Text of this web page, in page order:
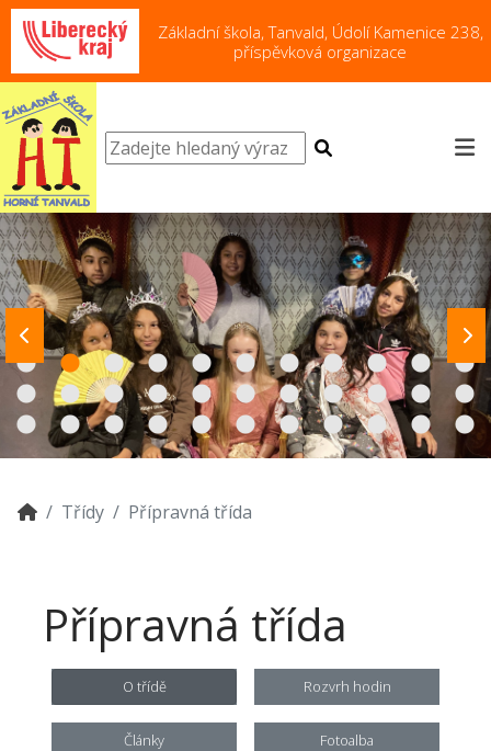
Základní škola, Tanvald, Údolí Kamenice 238,
příspěvková organizace
Třídy Přípravná třída
Přípravná třída
O třídě Rozvrh hodin
Články Fotoalba